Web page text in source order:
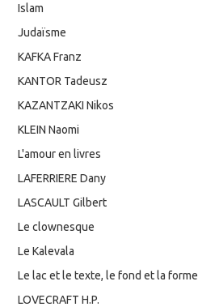
Islam
Judaïsme
KAFKA Franz
KANTOR Tadeusz
KAZANTZAKI Nikos
KLEIN Naomi
L'amour en livres
LAFERRIERE Dany
LASCAULT Gilbert
Le clownesque
Le Kalevala
Le lac et le texte, le fond et la forme
LOVECRAFT H.P.